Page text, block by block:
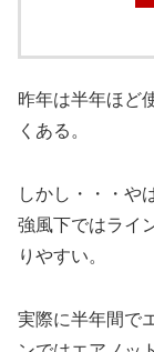
昨年は半年ほど
くある。
しかし・・・や
強風下ではライ
りやすい。
実際に半年間で